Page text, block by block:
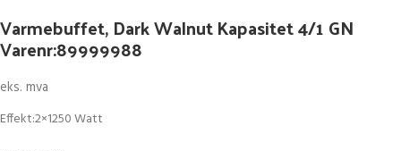
Varmebuffet, Dark Walnut Kapasitet 4/1 GN
Varenr:89999988
eks. mva
Effekt:2×1250 Watt